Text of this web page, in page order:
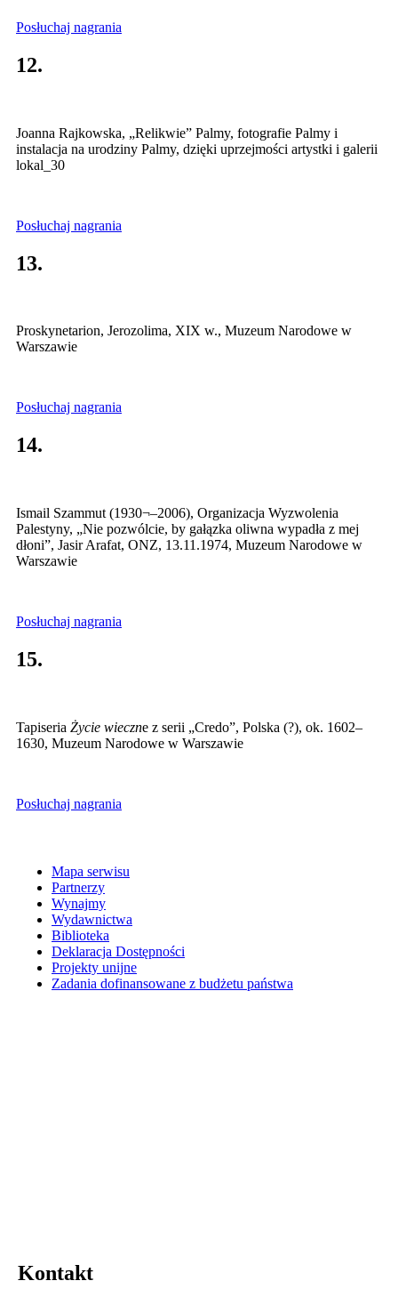
Posłuchaj nagrania
12.
Joanna Rajkowska, „Relikwie” Palmy, fotografie Palmy i
instalacja na urodziny Palmy, dzięki uprzejmości artystki i galerii
lokal_30
Posłuchaj nagrania
13.
Proskynetarion, Jerozolima, XIX w., Muzeum Narodowe w
Warszawie
Posłuchaj nagrania
14.
Ismail Szammut (1930¬–2006), Organizacja Wyzwolenia
Palestyny, „Nie pozwólcie, by gałązka oliwna wypadła z mej
dłoni”, Jasir Arafat, ONZ, 13.11.1974, Muzeum Narodowe w
Warszawie
Posłuchaj nagrania
15.
Tapiseria Życie wieczne z serii „Credo”, Polska (?), ok. 1602–
1630, Muzeum Narodowe w Warszawie
Posłuchaj nagrania
Mapa serwisu
Partnerzy
Wynajmy
Wydawnictwa
Biblioteka
Deklaracja Dostępności
Projekty unijne
Zadania dofinansowane z budżetu państwa
Kontakt